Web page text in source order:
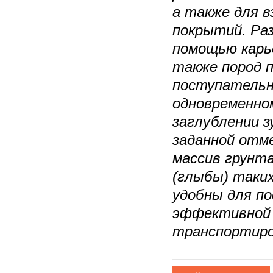
а также для
покрытий.
помощью
также пород
заглублении
заданной
массив
(глыбы)
удобны для
эффективной